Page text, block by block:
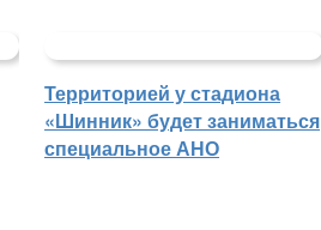
Территорией у стадиона
«Шинник» будет заниматься
специальное АНО